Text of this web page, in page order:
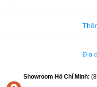
Địa
Showroom Hồ Chí Minh: